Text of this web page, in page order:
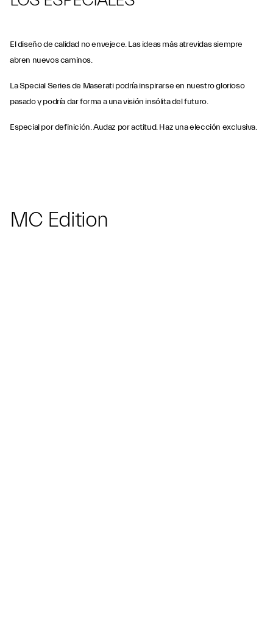
El diseño de calidad no envejece. Las ideas más atrevidas siempre
abren nuevos caminos.
La Special Series de Maserati podría inspirarse en nuestro glorioso
pasado y podría dar forma a una visión insólita del futuro.
Especial por definición. Audaz por actitud. Haz una elección exclusiva.
MC Edition